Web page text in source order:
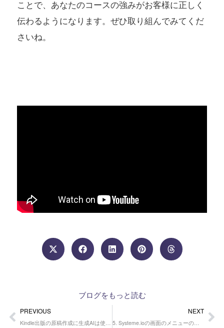
ことで、あなたのコースの強みがお客様に正しく
伝わるようになります。ぜひ取り組んでみてくだ
さいね。
ブログをもっと読む
Prev
PREVIOUS
Kindle出版の原稿作成に生成AIは使っている？出版11冊目までのAI活用法
NEXT
5. Systeme.ioの画面のメニューの見方